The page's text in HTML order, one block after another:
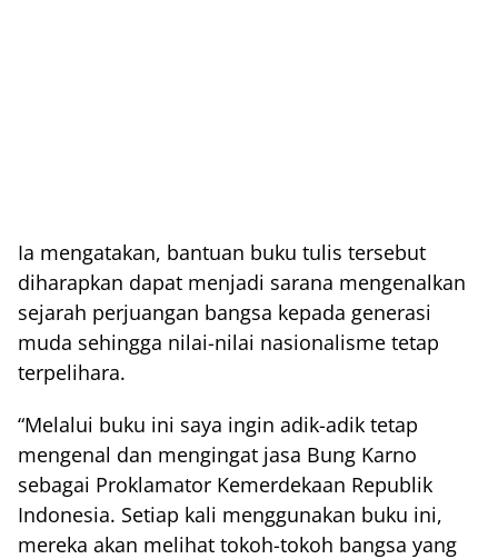
Ia mengatakan, bantuan buku tulis tersebut
diharapkan dapat menjadi sarana mengenalkan
sejarah perjuangan bangsa kepada generasi
muda sehingga nilai-nilai nasionalisme tetap
terpelihara.
“Melalui buku ini saya ingin adik-adik tetap
mengenal dan mengingat jasa Bung Karno
sebagai Proklamator Kemerdekaan Republik
Indonesia. Setiap kali menggunakan buku ini,
mereka akan melihat tokoh-tokoh bangsa yang